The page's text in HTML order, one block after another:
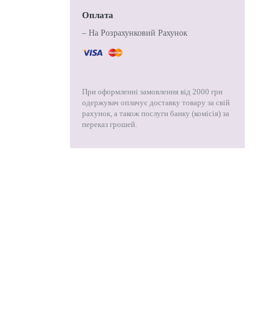
Оплата
– На Розрахунковий Рахунок
При оформленні замовлення від 2000 грн
одержувач оплачує доставку товару за свій
рахунок, а також послуги банку (комісія) за
переказ грошей.